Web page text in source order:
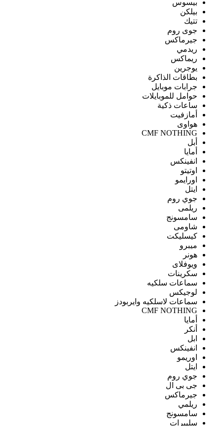
بيسوس
بيلكن
تتيك
جوى روم
جيرماكس
ريدمي
ريماكس
يوجرين
بطاقات الذاكرة
جرابات موبايل
حوامل للموبايلات
ساعات ذكية
أمازفيت
هواوى
CMF NOTHING
أبل
أمايا
انفينكس
اوتيتو
اورايمو
ايتل
جوي روم
ريلمى
سامسونج
شاومى
كيسليكت
ميبرو
هونر
ويوفلاى
سكرينات
سماعات سلكيه
لوجيكس
سماعات لاسلكيه وايربودز
CMF NOTHING
أمايا
أنكر
ابل
انفينكس
اوريمو
ايتل
جوي روم
جى بى ال
جيرماكس
ريلمي
سامسونج
سليبرات